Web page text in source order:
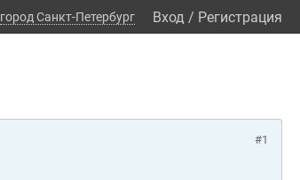
город Санкт-Петербург Вход / Регистрация
#1